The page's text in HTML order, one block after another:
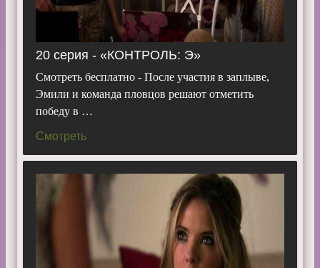
20 серия - «КОНТРОЛЬ: Э»
Смотреть бесплатно - После участия в заплыве,
Эмили и команда пловцов решают отметить
победу в …
Смотреть